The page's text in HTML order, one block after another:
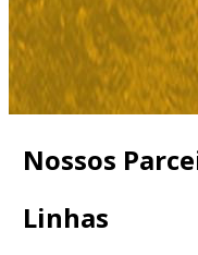
Nossos
Linhas